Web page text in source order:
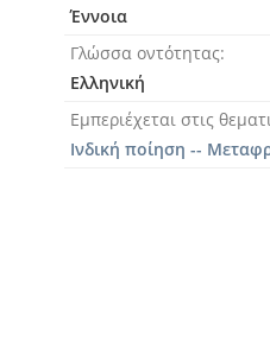
Έννοια
Γλώσσα οντότητας
Ελληνική
Εμπεριέχεται στις
Ινδική ποίηση --